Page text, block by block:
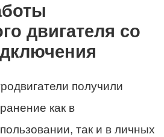
двигателя со
получили
как в
так и в личных